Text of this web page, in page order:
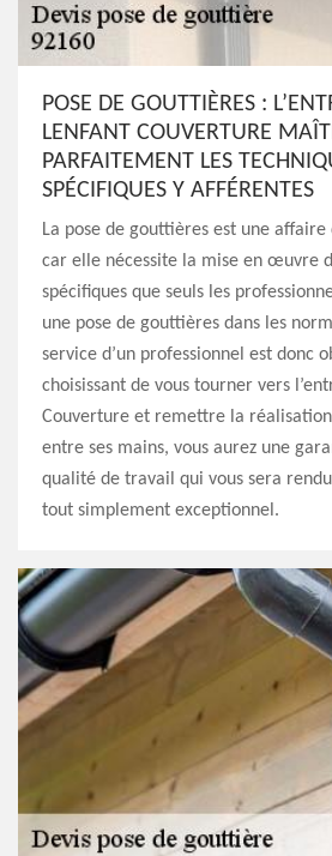
POSE DE GOUTTIÈRES :
LENFANT COUVERTURE
PARFAITEMENT LES
SPÉCIFIQUES Y AFFÉRENTES
La pose de gouttières est une affaire
car elle nécessite la mise en œuvre
spécifiques que seuls les
une pose de gouttières dans les
service d’un professionnel est donc
choisissant de vous tourner vers
Couverture et remettre la
entre ses mains, vous aurez une
qualité de travail qui vous sera
tout simplement exceptionnel.